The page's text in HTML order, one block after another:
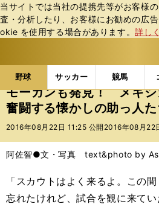
当サイトでは当社の提携先等がお客様
査・分析したり、お客様にお勧めの広
okie を使⽤する場合があります。詳し
野球 サッカー 競馬
b
ス
ポ
ル
バ
野球の記事一覧 MLB
モーガンも発見！ メキシ
奮闘する懐かしの助っ人た
2016年08月22日 11:25 公開 2016年08月22
阿佐智●文・写真 text&photo by
「スカウトはよく来るよ。この
忘れたけれど、試合を観に来てい